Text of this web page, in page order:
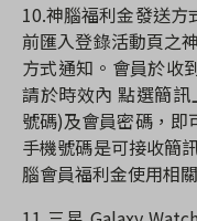
10.神腦福利金發送
前匯入登錄活動頁之
方式通知。會員於收
請於時效內 點選簡
號碼)及會員密碼，即
手機號碼是可接收簡
腦會員福利金使用相